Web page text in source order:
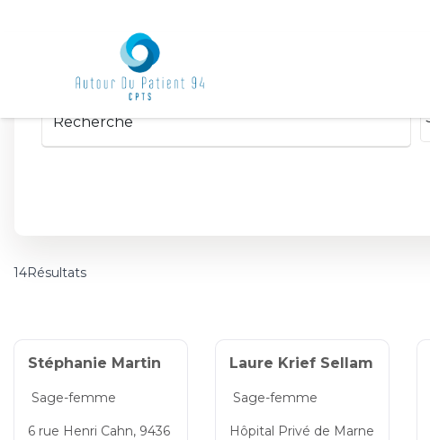
14Résultats
Stéphanie Martin
Sage-femme
6 rue Henri Cahn, 9436
Laure Krief Sellam
Sage-femme
Hôpital Privé de Marne